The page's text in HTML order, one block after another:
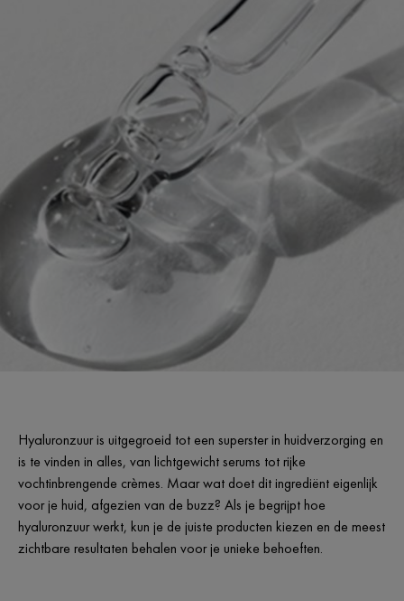
Hyaluronzuur is uitgegroeid tot een superster in huidverzorging en
is te vinden in alles, van lichtgewicht serums tot rijke
vochtinbrengende crèmes. Maar wat doet dit ingrediënt eigenlijk
voor je huid, afgezien van de buzz? Als je begrijpt hoe
hyaluronzuur werkt, kun je de juiste producten kiezen en de meest
zichtbare resultaten behalen voor je unieke behoeften.